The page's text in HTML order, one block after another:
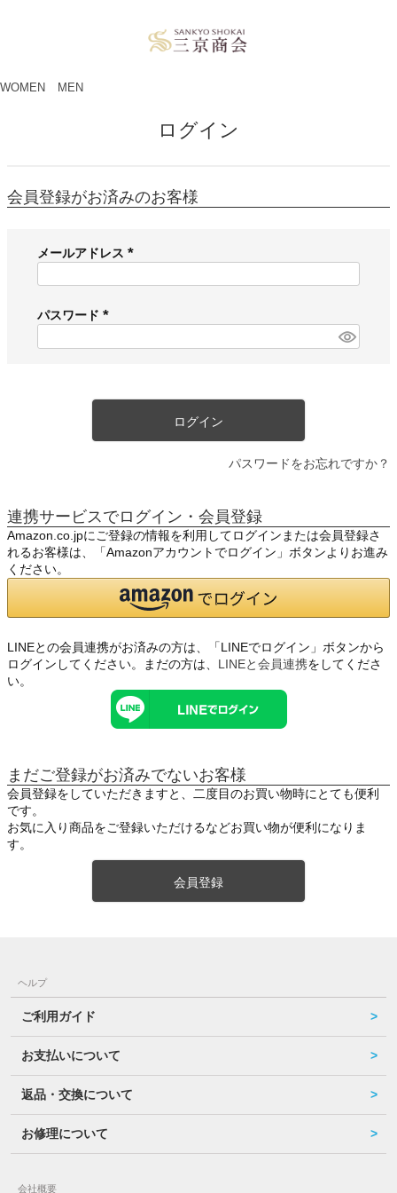
WOMEN MEN
ログイン
会員登録がお済みのお客様
メールアドレス
必
)
パスワード
必
ログイン
パスワードをお忘れですか？
連携サービスでログイン・会員登録
Amazon.co.jpにご登録の情報を利用してログインまたは会員登録さ
れるお客様は、「Amazonアカウントでログイン」ボタンよりお進み
ください。
LINEとの会員連携がお済みの方は、「LINEでログイン」ボタンから
ログインしてください。まだの方は、 LINEと会員連携をしてくださ
い。
まだご登録がお済みでないお客様
会員登録をしていただきますと、二度目のお買い物時にとても便利
です。
お気に入り商品をご登録いただけるなどお買い物が便利になりま
す。
会員登録
ヘルプ
ご利用ガイド
お支払いについて
返品・交換について
お修理について
会社概要